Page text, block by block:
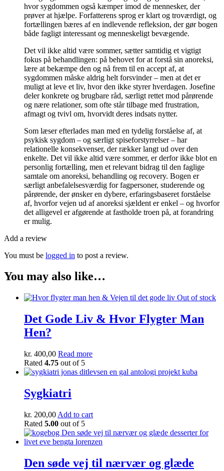
hvor sygdommen også kæmper imod de mennesker, der
prøver at hjælpe. Forfatterens sprog er klart og troværdigt, og
fortællingen bæres af en indlevende refleksion, der gør bogen
både fagligt interessant og menneskeligt bevægende.
Det vil ikke altid være sommer, sætter samtidig et vigtigt
fokus på behandlingen: på behovet for at forstå sin anoreksi,
lære at bekæmpe den og nå frem til en accept af, at
sygdommen måske aldrig helt forsvinder – men at det er
muligt at leve et liv, hvor den ikke styrer hverdagen. Josefine
deler konkrete og brugbare råd, særligt rettet mod pårørende
og nære relationer, som ofte står tilbage med frustration,
afmagt og tvivl om, hvorvidt deres indsats nytter.
Som læser efterlades man med en tydelig forståelse af, at
psykisk sygdom – og særligt spiseforstyrrelser – har
relationelle konsekvenser, der rækker langt ud over den
enkelte. Det vil ikke altid være sommer, er derfor ikke blot en
personlig fortælling, men et relevant bidrag til den faglige
samtale om anoreksi, behandling og recovery. Bogen er
særligt anbefalelsesværdig for fagpersoner, studerende og
pårørende, der ønsker en dybere, erfaringsbaseret forståelse
af, hvorfor vejen ud af anoreksi sjældent er enkel – og hvorfor
det alligevel er afgørende at fastholde troen på, at forandring
er mulig.
Add a review
You must be logged in to post a review.
You may also like…
Out of stock
Det Gode Liv & Hvor Flygter Man
Hen?
kr. 400,00 Read more
Rated 4.75 out of 5
Sygkiatri
kr. 200,00 Add to cart
Rated 5.00 out of 5
Den søde vej til nærvær og glæde